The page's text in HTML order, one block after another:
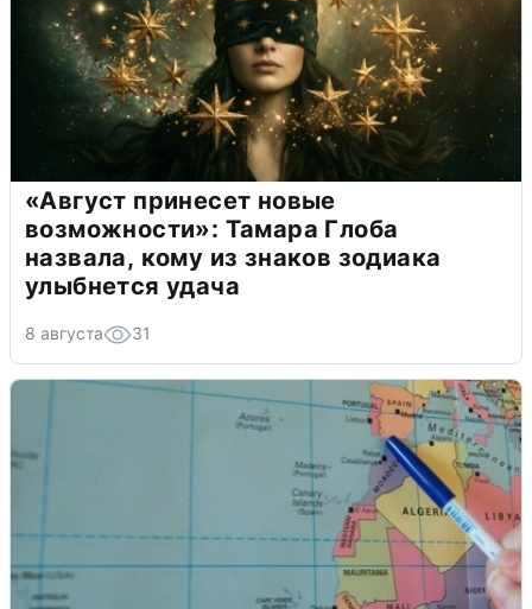
«Август принесет новые
возможности»: Тамара Глоба
назвала, кому из знаков зодиака
улыбнется удача
8 августа 31